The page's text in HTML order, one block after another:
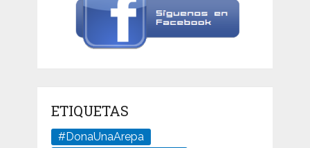
ETIQUETAS
#DonaUnaArepa